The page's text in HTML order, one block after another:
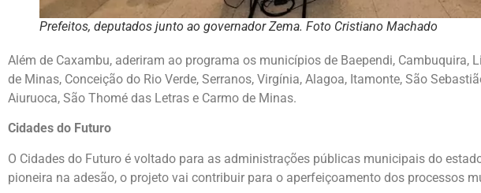
Prefeitos, deputados junto ao governador Zema. Foto Cristiano Machado
Além de Caxambu, aderiram ao programa os municípios de Baependi, Cambuquira,
de Minas, Conceição do Rio Verde, Serranos, Virgínia, Alagoa, Itamonte, São
Aiuruoca, São Thomé das Letras e Carmo de Minas.
Cidades do Futuro
O Cidades do Futuro é voltado para as administrações públicas municipais do
pioneira na adesão, o projeto vai contribuir para o aperfeiçoamento dos processos